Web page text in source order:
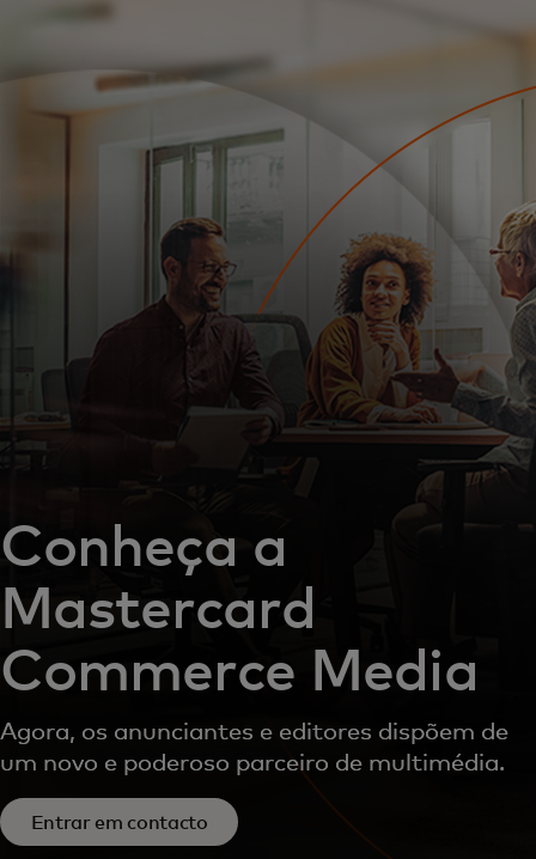
Para empresas
Para inovadores
Notícias e tendências
Conheça a
Mastercard
Commerce Media
Agora, os anunciantes e editores dispõem de
um novo e poderoso parceiro de multimédia.
Entrar em contacto